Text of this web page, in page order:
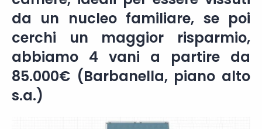
da un nucleo familiare, se poi
cerchi un maggior risparmio,
abbiamo 4 vani a partire da
85.000€ (Barbanella, piano alto
s.a.)